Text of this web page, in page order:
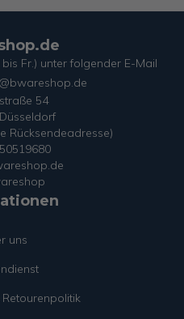
Fr.) unter folgender E-Mail
54
Rücksendeadresse)
uns